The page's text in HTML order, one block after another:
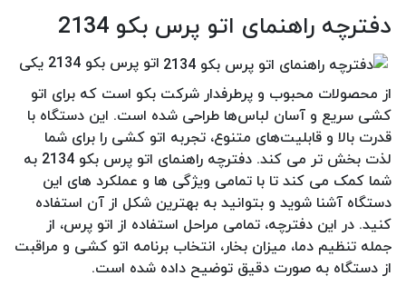
دفترچه راهنمای اتو پرس بکو 2134
اتو پرس بکو 2134 یکی
از محصولات محبوب و پرطرفدار شرکت بکو است که برای اتو
کشی سریع و آسان لباس‌ها طراحی شده است. این دستگاه با
قدرت بالا و قابلیت‌های متنوع، تجربه اتو کشی را برای شما
لذت‌ بخش‌ تر می‌ کند. دفترچه راهنمای اتو پرس بکو 2134 به
شما کمک می‌ کند تا با تمامی ویژگی‌ ها و عملکرد های این
دستگاه آشنا شوید و بتوانید به بهترین شکل از آن استفاده
کنید. در این دفترچه، تمامی مراحل استفاده از اتو پرس، از
جمله تنظیم دما، میزان بخار، انتخاب برنامه اتو کشی و مراقبت
از دستگاه به صورت دقیق توضیح داده شده است.